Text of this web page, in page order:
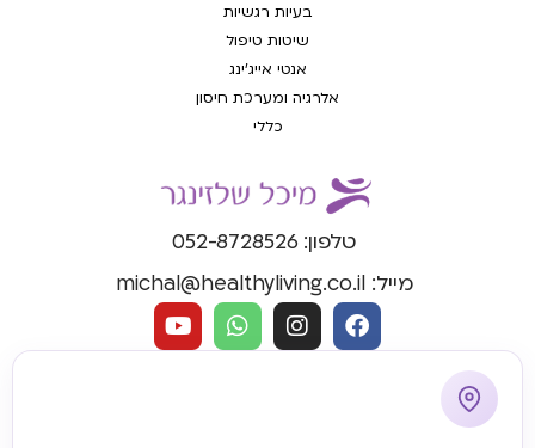
טלפון: 052-8728526
מייל: michal@healthyliving.co.il
בעיות רגשיות
שיטות טיפול
אנטי אייג'ינג
אלרגיה ומערכת חיסון
כללי